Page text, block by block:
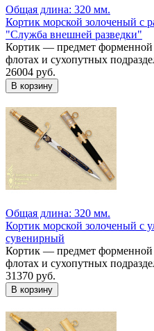
Общая длина: 320 мм.
Кортик морской золоченый с
"Служба внешней разведки"
Кортик — предмет
флотах и сухопутных
26004 руб.
Общая длина: 320 мм.
Кортик морской золоченый с
сувенирный
Кортик — предмет
флотах и сухопутных
31370 руб.